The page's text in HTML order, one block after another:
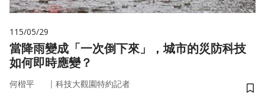
115/05/29
當降雨變成「一次倒下來」，城市的災防科技
如何即時應變？
何楷平 ｜ 科技大觀園特約記者
儲